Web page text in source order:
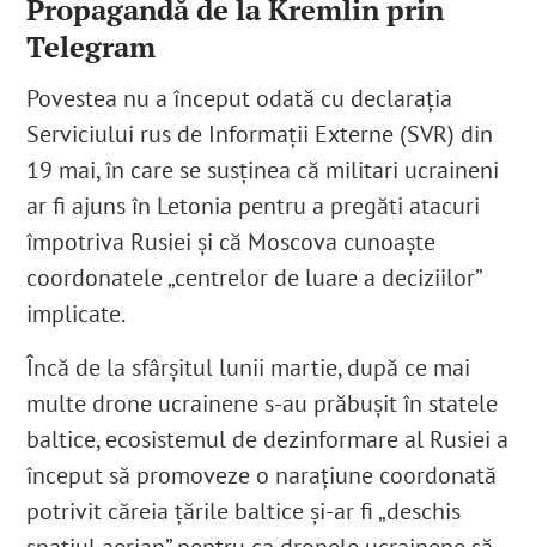
Propagandă de la Kremlin prin
Telegram
Povestea nu a început odată cu declarația
Serviciului rus de Informații Externe (SVR) din
19 mai, în care se susținea că militari ucraineni
ar fi ajuns în Letonia pentru a pregăti atacuri
împotriva Rusiei și că Moscova cunoaște
coordonatele „centrelor de luare a deciziilor”
implicate.
Încă de la sfârșitul lunii martie, după ce mai
multe drone ucrainene s-au prăbușit în statele
baltice, ecosistemul de dezinformare al Rusiei a
început să promoveze o narațiune coordonată
potrivit căreia țările baltice și-ar fi „deschis